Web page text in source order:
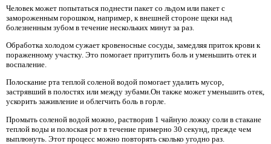
Человек может попытаться поднести пакет со льдом или пакет с
замороженным горошком, например, к внешней стороне щеки над
болезненным зубом в течение нескольких минут за раз.
Обработка холодом сужает кровеносные сосуды, замедляя приток крови к
пораженному участку. Это помогает притупить боль и уменьшить отек и
воспаление.
Полоскание рта теплой соленой водой помогает удалить мусор,
застрявший в полостях или между зубами.Он также может уменьшить отек,
ускорить заживление и облегчить боль в горле.
Промыть соленой водой можно, растворив 1 чайную ложку соли в стакане
теплой воды и полоская рот в течение примерно 30 секунд, прежде чем
выплюнуть. Этот процесс можно повторять сколько угодно раз.